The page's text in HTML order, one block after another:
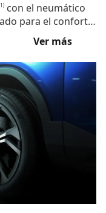
con el neumático
para el confort y
banda de
para reducir el
pasajeros les
premium
Ver más